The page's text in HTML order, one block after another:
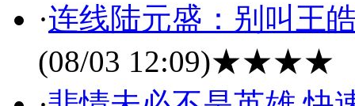
·连线陆元盛：别叫王
(08/03 12:09)★★★★